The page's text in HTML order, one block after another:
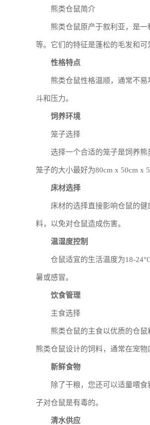
熊类仓鼠简介
熊类仓鼠原产于叙利亚，是
等。它们的特征是蓬松的毛发和可
性格特点
熊类仓鼠性格温顺，通常不
斗和压力。
饲养环境
笼子选择
选择一个合适的笼子是饲养熊
笼子的大小最好为80cm x 50cm x
床材选择
床材的选择直接影响仓鼠的
料，以免对仓鼠造成伤害。
温湿度控制
仓鼠适宜的生活温度为18-
暑或感冒。
饮食管理
主食选择
熊类仓鼠的主食以优质的仓
熊类仓鼠设计的饲料，通常在宠物
新鲜食物
除了干粮，您还可以适量喂
子对仓鼠是有毒的。
清水供应